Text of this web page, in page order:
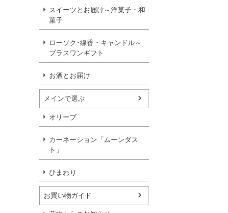
スイーツとお届け～洋菓子・和
菓子
ローソク･線香・キャンドル～
プラスワンギフト
お酒とお届け
メインで選ぶ
オリーブ
カーネーション「ムーンダス
ト」
ひまわり
お買い物ガイド